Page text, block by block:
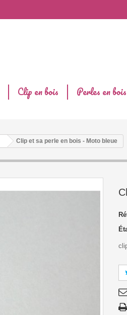
Clip en bois Perles en bois
Clip et sa perle en bois - Moto bleue